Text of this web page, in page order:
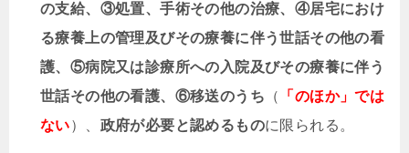
の支給、③処置、手術その他の治療、④居宅におけ
る療養上の管理及びその療養に伴う世話その他の看
護、⑤病院又は診療所への入院及びその療養に伴う
世話その他の看護、⑥移送のうち （
「のほか」では
ない）、 政府が必要と認めるものに限られる。